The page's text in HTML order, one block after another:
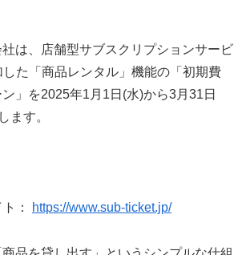
は、店舗型サブスクリプションサービ
た「商品レンタル」機能の「初期費
」を2025年1月1日(水)から3月31日
ます。
： https://www.sub-ticket.jp/